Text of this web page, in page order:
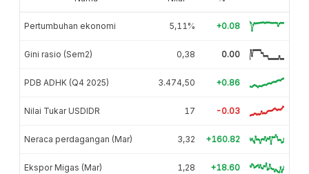
Pertumbuhan ekonomi 5,11% +0.08
Gini rasio (Sem2) 0,38 0.00
PDB ADHK (Q4 2025) 3.474,50 +0.86
Nilai Tukar USDIDR 17 -0.03
Neraca perdagangan (Mar) 3,32 +160.82
Ekspor Migas (Mar) 1,28 +18.60